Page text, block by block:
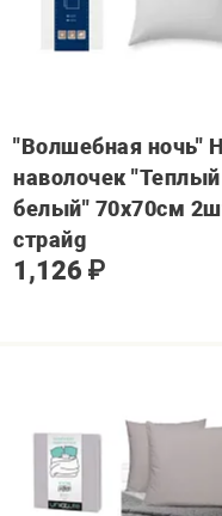
"Волшебная ночь"
наволочек "Теплый
белый" 70х70см
страйg
1,126 ₽